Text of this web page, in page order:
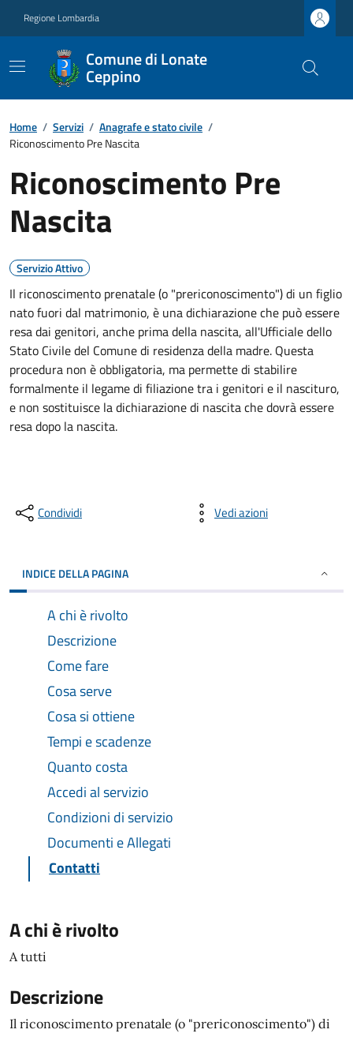
Regione Lombardia
Comune di Lonate
Ceppino
Home / Servizi / Anagrafe e stato civile /
Riconoscimento Pre Nascita
Riconoscimento Pre
Nascita
Servizio Attivo
Il riconoscimento prenatale (o "prericonoscimento") di un figlio
nato fuori dal matrimonio, è una dichiarazione che può essere
resa dai genitori, anche prima della nascita, all'Ufficiale dello
Stato Civile del Comune di residenza della madre. Questa
procedura non è obbligatoria, ma permette di stabilire
formalmente il legame di filiazione tra i genitori e il nascituro,
e non sostituisce la dichiarazione di nascita che dovrà essere
resa dopo la nascita.
Condividi Vedi azioni
INDICE DELLA PAGINA
A chi è rivolto
Descrizione
Come fare
Cosa serve
Cosa si ottiene
Tempi e scadenze
Quanto costa
Accedi al servizio
Condizioni di servizio
Documenti e Allegati
Contatti
A chi è rivolto
A tutti
Descrizione
Il riconoscimento prenatale (o "prericonoscimento") di